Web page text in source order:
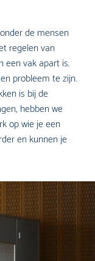
de mensen
regelen van
een vak apart is.
probleem te zijn.
is bij de
hebben we
op wie je een
en kunnen je